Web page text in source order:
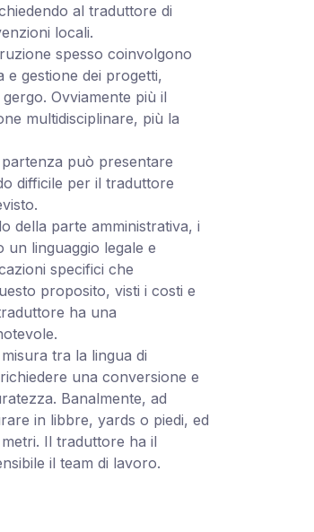
al traduttore di
locali.
spesso coinvolgono
e gestione dei progetti,
Ovviamente più il
multidisciplinare, più la
può presentare
difficile per il traduttore
della parte amministrativa, i
linguaggio legale e
specifici che
proposito, visti i costi e
ha una
tra la lingua di
una conversione e
Banalmente, ad
in libbre, yards o piedi, ed
Il traduttore ha il
il team di lavoro.